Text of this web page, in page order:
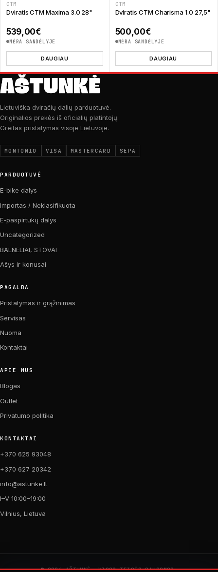
CTM
Dviratis CTM Maxima 3.0 28"
539,00€
NĖRA SANDĖLYJE
DAUGIAU
CTM
Dviratis CTM Charisma 1.0 27,5"
500,00€
NĖRA SANDĖLYJE
DAUGIAU
Lietuviška dviračių dalių parduotuvė.
Originalios prekės iš oficialių platintojų.
Greitas pristatymas visoje Lietuvoje.
MONTONIO VISA MASTERCARD SEPA
PARDUOTUVĖ
E-bike dalys
Importas / Neklasifikuota
E-paspirtukų dalys
Uncategorized
BALNELIAI, STOVAI
Ašys ir konusai
PAGALBA
Pristatymas ir grąžinimas
Servisas
Nuoma
Kontaktai
APIE MUS
Blogas
Outlet
Privatumo politika
KONTAKTAI
+370 625 93048
+370 627 20342
info@astunke.lt
I–V 10:00–19:00
Vilnius, Lietuva
© 2026 AŠTUNKĖ. VISOS TEISĖS SAUGOMOS.